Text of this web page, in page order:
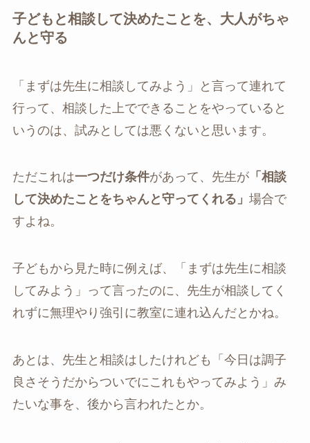
子どもと相談して決めたことを、大人がちゃ
んと守る
「まずは先生に相談してみよう」と言って連れて
行って、相談した上でできることをやっていると
いうのは、試みとしては悪くないと思います。
ただこれは一つだけ条件があって、先生が「相談
して決めたことをちゃんと守ってくれる」 場合で
すよね。
子どもから見た時に例えば、「まずは先生に相談
してみよう」って言ったのに、先生が相談してく
れずに無理やり強引に教室に連れ込んだとかね。
あとは、先生と相談はしたけれども「今日は調子
良さそうだからついでにこれもやってみよう」み
たいな事を、後から言われたとか。